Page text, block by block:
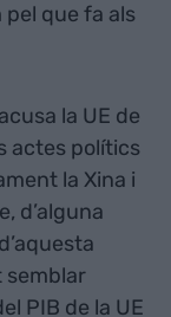
que fa als
la UE de
actes polítics
la Xina i
d’alguna
semblar
PIB de la UE